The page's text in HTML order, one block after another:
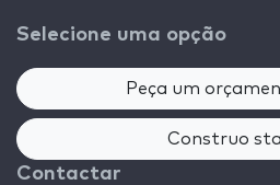
Selecione uma opção
Peça um
Construo
Contactar